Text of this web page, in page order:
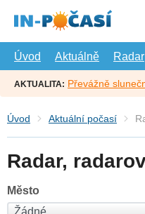
hlavní
Úvod
Aktuálně Radar
AKTUALITA: Převážně
Úvod Aktuální počasí
Radar,
Město